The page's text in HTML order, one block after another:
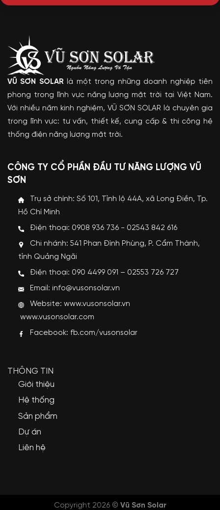
VŨ SƠN SOLAR là một trong những doanh nghiệp tiên
phong trong lĩnh vực năng lượng mặt trời tại Việt Nam.
Với nhiều năm kinh nghiệm, VŨ SƠN SOLAR là chuyên gia
trong lĩnh vực: tư vấn, thiết kế, cung cấp & thi công hệ
thống điện năng lượng mặt trời.
CÔNG TY CỔ PHẦN ĐẦU TƯ NĂNG LƯỢNG VŨ
SƠN
Trụ sở chính: Số 101, Tỉnh lộ 44A, xã Long Điền, Tp.
Hồ Chí Minh
Điện thoại: 0908 936 736 - 02543 842 616
Chi nhánh: 541 Phan Đình Phùng, P. Cẩm Thành,
tỉnh Quảng Ngãi
Điện thoại: 090 4499 091 – 02553 726 727
Email: info@vusonsolar.vn
Website:www.vusonsolar.vn
www.vusonsolar.com
Facebook: fb.com/vusonsolar
THÔNG TIN
Giới thiệu
Hệ thống
Sản phẩm
Dự án
Liên hệ
Copyright 2026 © Vũ Sơn Solar